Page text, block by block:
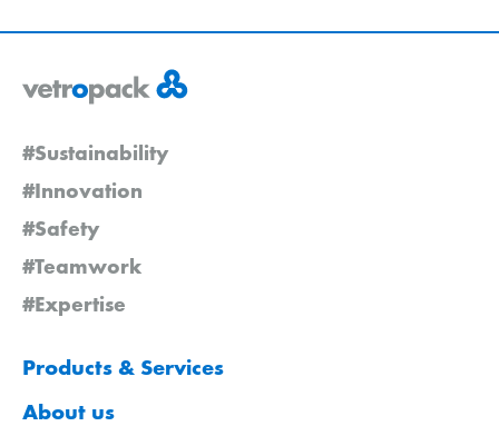
#Sustainability
#Innovation
#Safety
#Teamwork
#Expertise
Products & Services
About us